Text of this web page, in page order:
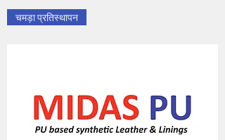
चमड़ा प्रतिस्थापन